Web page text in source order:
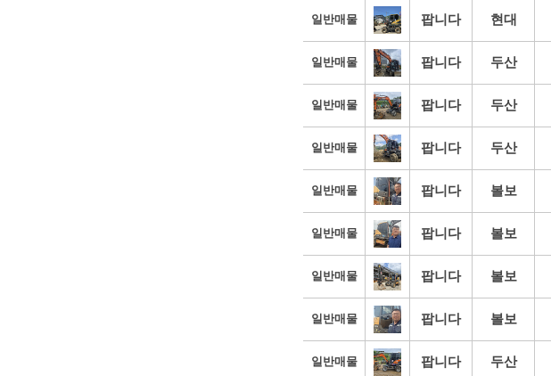
일반매물 팝니다 현대
일반매물 팝니다 두산
일반매물 팝니다 두산
일반매물 팝니다 두산
일반매물 팝니다 볼보
일반매물 팝니다 볼보
일반매물 팝니다 볼보
일반매물 팝니다 볼보
일반매물 팝니다 두산